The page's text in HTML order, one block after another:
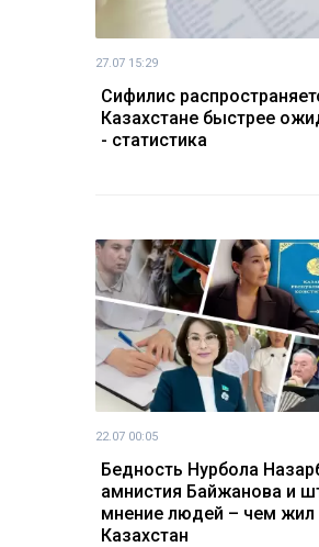
27.07 15:29
Сифилис
Казахстане быстрее
- статистика
22.07 00:05
Бедность Нурбола
амнистия Байжанова и
мнение людей – чем жил
Казахстан